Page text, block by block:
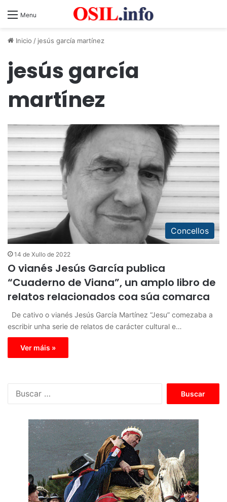
Menu
Inicio / jesús garcía martínez
jesús garcía
martínez
Concellos
14 de Xullo de 2022
O vianés Jesús García publica
“Cuaderno de Viana”, un amplo libro de
relatos relacionados coa súa comarca
De cativo o vianés Jesús García Martínez “Jesu” comezaba a
escribir unha serie de relatos de carácter cultural e…
Ver máis »
c
a
: